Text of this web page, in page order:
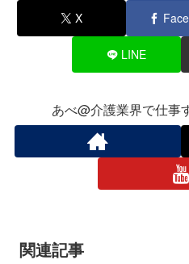
X
LINE
あべ@介護業界で仕事
関連記事